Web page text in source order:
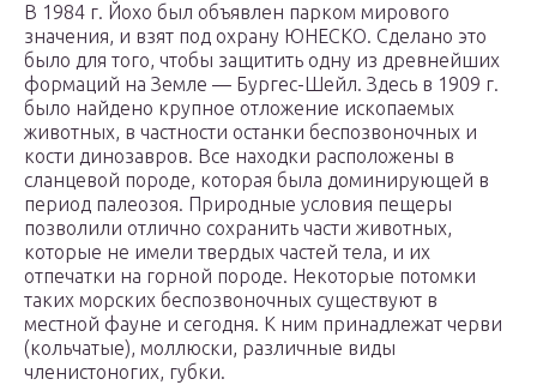
В 1984 г. Йохо был объявлен парком мирового
значения, и взят под охрану ЮНЕСКО. Сделано это
было для того, чтобы защитить одну из древнейших
формаций на Земле — Бургес-Шейл. Здесь в 1909 г.
было найдено крупное отложение ископаемых
животных, в частности останки беспозвоночных и
кости динозавров. Все находки расположены в
сланцевой породе, которая была доминирующей в
период палеозоя. Природные условия пещеры
позволили отлично сохранить части животных,
которые не имели твердых частей тела, и их
отпечатки на горной породе. Некоторые потомки
таких морских беспозвоночных существуют в
местной фауне и сегодня. К ним принадлежат черви
(кольчатые), моллюски, различные виды
членистоногих, губки.